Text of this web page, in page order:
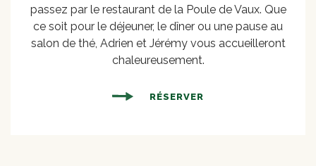
passez par le restaurant de la Poule de Vaux. Que
ce soit pour le déjeuner, le dîner ou une pause au
salon de thé, Adrien et Jérémy vous accueilleront
chaleureusement.
RÉSERVER